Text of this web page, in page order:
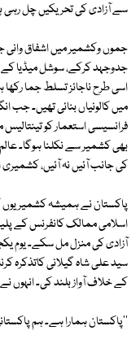
سے آزادی کی تحریکیں چل رہی
جموں وکشمیر میں اشفاق
جدوجہد کرکے، سوشل میڈیا کے
اسی طرح ناجائز تسلط جما رکھا
میں کالونیاں بنائی تھیں۔ جب
فرانسیسی استعمار کو تینتالیس
بھی کشمیر سے نکلنا ہوگا۔
کی جانب آئیں نہ آئیں،
پاکستان نے ہمیشہ کشمیریوں
اسلامی ممالک کانفرنس کے
آزادی کی منزل مل سکے۔ یوم
سید علی شاہ گیلانی کاتذکرہ
کے خلاف آواز بلند کی۔ انہوں
''پاکستان ہمارا ہے۔ ہم